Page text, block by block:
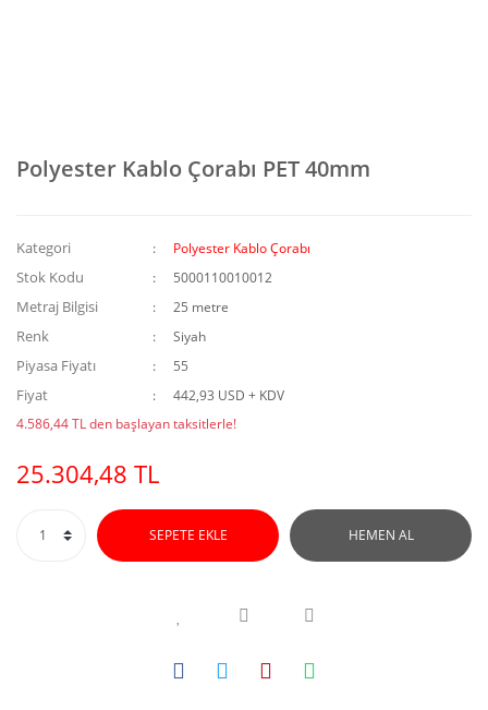
Polyester Kablo Çorabı PET 40mm
Kategori Polyester Kablo Çorabı
Stok Kodu 5000110010012
Metraj Bilgisi 25 metre
Renk Siyah
Piyasa Fiyatı 55
Fiyat
442,93 USD + KDV
4.586,44 TL den başlayan taksitlerle!
25.304,48 TL
SEPETE EKLE HEMEN AL